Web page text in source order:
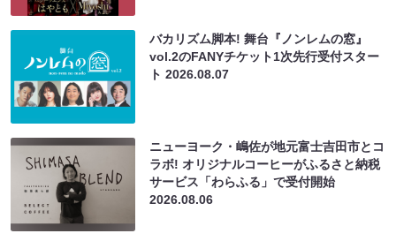
バカリズム脚本! 舞台『ノンレムの窓』
vol.2のFANYチケット1次先行受付スター
ト2026.08.07
ニューヨーク・嶋佐が地元富士吉田市とコ
ラボ! オリジナルコーヒーがふるさと納税
サービス「わらふる」で受付開始
2026.08.06